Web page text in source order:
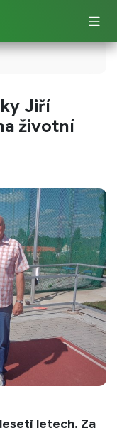
Jiří
životní
letech. Za